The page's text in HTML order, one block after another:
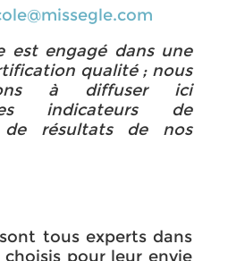
est engagé dans une
qualité ; nous
à diffuser ici
indicateurs de
résultats de nos
tous experts dans
pour leur envie